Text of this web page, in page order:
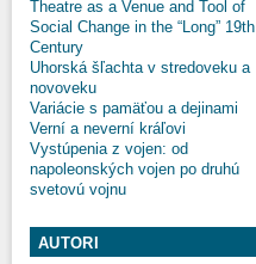
Theatre as a Venue and Tool of
Social Change in the “Long” 19th
Century
Uhorská šľachta v stredoveku a
novoveku
Variácie s pamäťou a dejinami
Verní a neverní kráľovi
Vystúpenia z vojen: od
napoleonských vojen po druhú
svetovú vojnu
AUTORI